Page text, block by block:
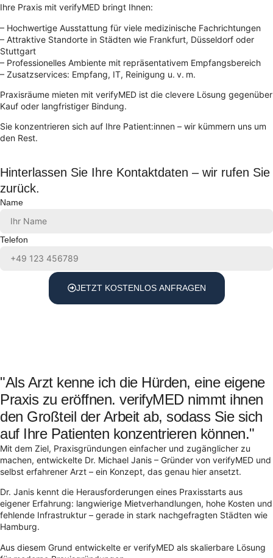
Ihre Praxis mit verifyMED bringt Ihnen:
– Hochwertige Ausstattung für viele medizinische Fachrichtungen
– Attraktive Standorte in Städten wie Frankfurt, Düsseldorf oder
Stuttgart
– Professionelles Ambiente mit repräsentativem Empfangsbereich
– Zusatzservices: Empfang, IT, Reinigung u. v. m.
Praxisräume mieten mit verifyMED ist die clevere Lösung gegenüber
Kauf oder langfristiger Bindung.
Sie konzentrieren sich auf Ihre Patient:innen – wir kümmern uns um
den Rest.
Hinterlassen Sie Ihre Kontaktdaten – wir rufen Sie
zurück.
Name
Telefon
JETZT KOSTENLOS ANFRAGEN
"Als Arzt kenne ich die Hürden, eine eigene
Praxis zu eröffnen. verifyMED nimmt ihnen
den Großteil der Arbeit ab, sodass Sie sich
auf Ihre Patienten konzentrieren können."
Mit dem Ziel, Praxisgründungen einfacher und zugänglicher zu
machen, entwickelte Dr. Michael Janis – Gründer von verifyMED und
selbst erfahrener Arzt – ein Konzept, das genau hier ansetzt.
Dr. Janis kennt die Herausforderungen eines Praxisstarts aus
eigener Erfahrung: langwierige Mietverhandlungen, hohe Kosten und
fehlende Infrastruktur – gerade in stark nachgefragten Städten wie
Hamburg.
Aus diesem Grund entwickelte er verifyMED als skalierbare Lösung